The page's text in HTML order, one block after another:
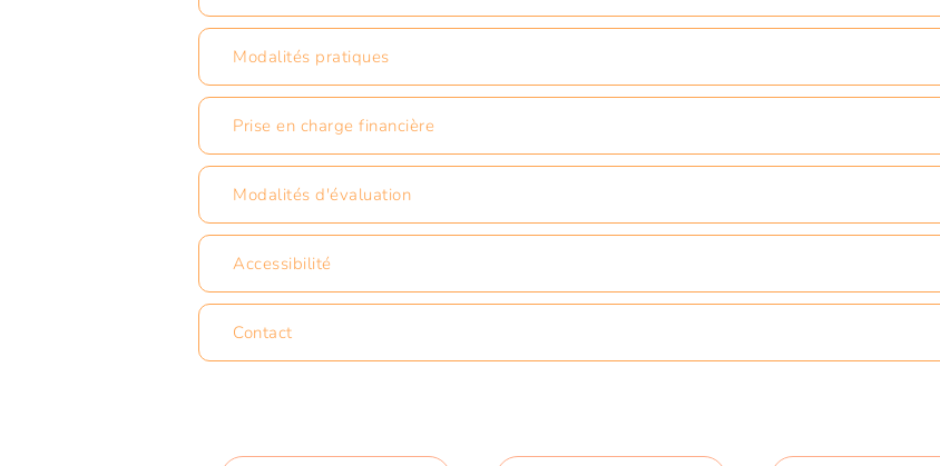
Modalités pratiques
Prise en charge financière
Modalités d'évaluation
Accessibilité
Contact